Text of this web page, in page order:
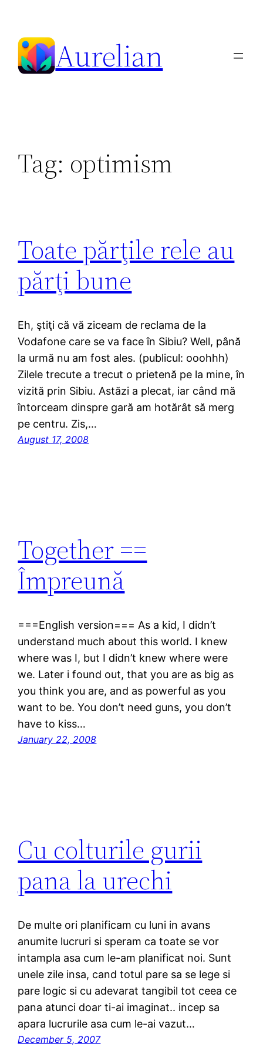
content
Aurelian
Tag: optimism
Toate părţile rele au
părţi bune
Eh, ştiţi că vă ziceam de reclama de la
Vodafone care se va face în Sibiu? Well, până
la urmă nu am fost ales. (publicul: ooohhh)
Zilele trecute a trecut o prietenă pe la mine, în
vizită prin Sibiu. Astăzi a plecat, iar când mă
întorceam dinspre gară am hotărât să merg
pe centru. Zis,…
August 17, 2008
Together ==
Împreună
===English version=== As a kid, I didn’t
understand much about this world. I knew
where was I, but I didn’t knew where were
we. Later i found out, that you are as big as
you think you are, and as powerful as you
want to be. You don’t need guns, you don’t
have to kiss…
January 22, 2008
Cu colturile gurii
pana la urechi
De multe ori planificam cu luni in avans
anumite lucruri si speram ca toate se vor
intampla asa cum le-am planificat noi. Sunt
unele zile insa, cand totul pare sa se lege si
pare logic si cu adevarat tangibil tot ceea ce
pana atunci doar ti-ai imaginat.. incep sa
apara lucrurile asa cum le-ai vazut…
December 5, 2007